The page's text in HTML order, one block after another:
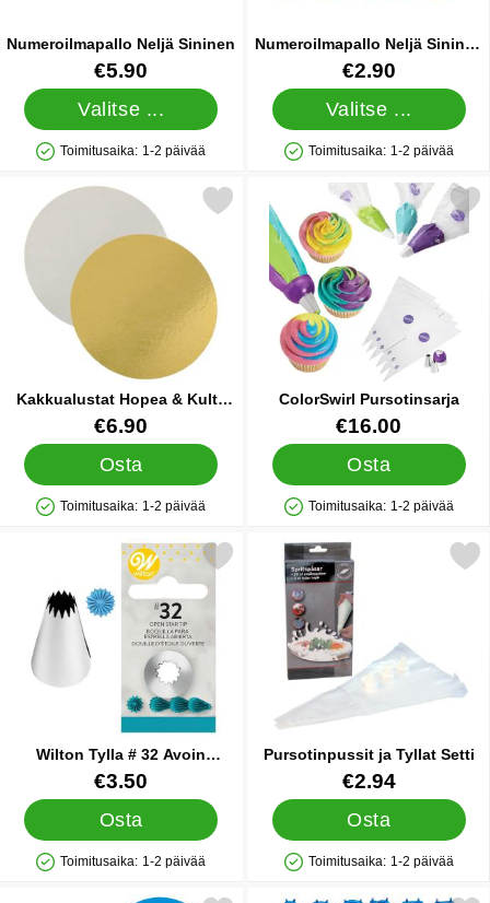
Numeroilmapallo Neljä Sininen
Tuote.nro 5065€5.90
Valitse ...
Saatavuus: Varastossa
Toimitusaika: 1-2 päivää
Numeroilmapallo Neljä Sininen
Mini
Tuote.nro 10990
€2.90
Valitse ...
Saatavuus: Varastossa
Toimitusaika: 1-2 päivää
Kakkualustat Hopea & Kulta
35 cm 3-pakkaus
Tuote.nro 35858
€6.90
Osta
Saatavuus: Varastossa
Toimitusaika: 1-2 päivää
kakkualustat Hopea & Kulta 35 cm 3-pakkaus suosikiksi
ColorSwirl Pursotinsarja
Tuote.nro 14876
€16.00
Osta
Saatavuus: Varastossa
Toimitusaika: 1-2 päivää
Merkitse colorSwirl
Wilton Tylla # 32 Avoin
Tähtitylla
Tuote.nro 35256
€3.50
Osta
Saatavuus: Varastossa
Toimitusaika: 1-2 päivää
Merkitse wilton Tylla # 32 Avoin Tähtitylla suosikiksi
Pursotinpussit ja Tyllat Setti
Tuote.nro 44972
€2.94
Osta
Saatavuus: Varastossa
Toimitusaika: 1-2 päivää
Merkitse pursotinpussit ja